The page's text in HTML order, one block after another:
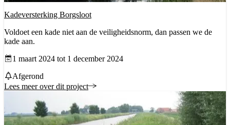
Kadeversterking Borgsloot
Voldoet een kade niet aan de veiligheidsnorm, dan passen we de
kade aan.
Datum vanaf
1 maart 2024 tot 1 december 2024
Status
Afgerond
Lees meer over dit project